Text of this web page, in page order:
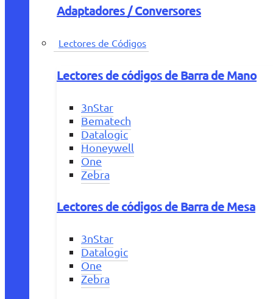
Adaptadores / Conversores
Lectores de Códigos
Lectores de códigos de Barra de Mano
3nStar
Bematech
Datalogic
Honeywell
One
Zebra
Lectores de códigos de Barra de Mesa
3nStar
Datalogic
One
Zebra